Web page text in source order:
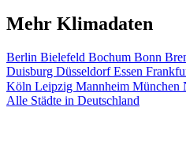
Mehr Klimadaten
Berlin Bielefeld Bochum Bonn
Duisburg DüsseldorfEssen
Köln Leipzig Mannheim München
Alle Städte in Deutschland